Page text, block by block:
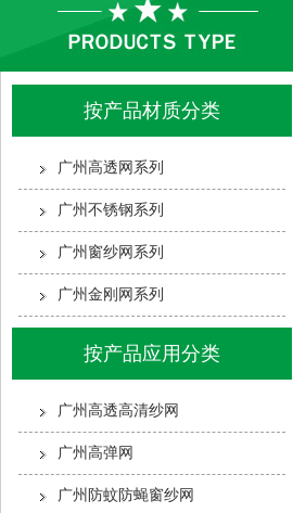
按产品材质分类
广州高透网系列
广州不锈钢系列
广州窗纱网系列
广州金刚网系列
按产品应用分类
广州高透高清纱网
广州高弹网
广州防蚊防蝇窗纱网